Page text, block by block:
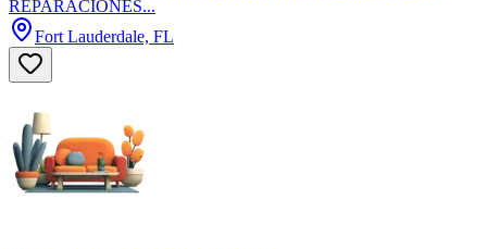
REPARACIONES...
Fort Lauderdale, FL